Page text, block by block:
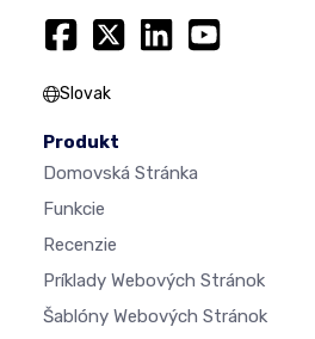
Slovak
Produkt
Domovská Stránka
Funkcie
Recenzie
Príklady Webových Stránok
Šablóny Webových Stránok